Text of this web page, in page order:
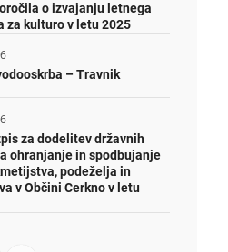
o izvajanju letnega
za kulturo v letu 2025
– Travnik
za dodelitev državnih
ohranjanje in spodbujanje
podeželja in
v Občini Cerkno v letu